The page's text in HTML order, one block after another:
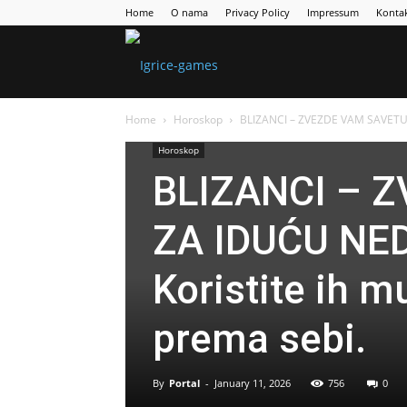
Home O nama Privacy Policy Impressum
Home Horoskop BLIZANCI – ZVEZDE VAM
Horoskop
BLIZANCI –
ZA IDUĆU
Koristite ih
prema sebi.
By Portal - January 11, 2026 756 0